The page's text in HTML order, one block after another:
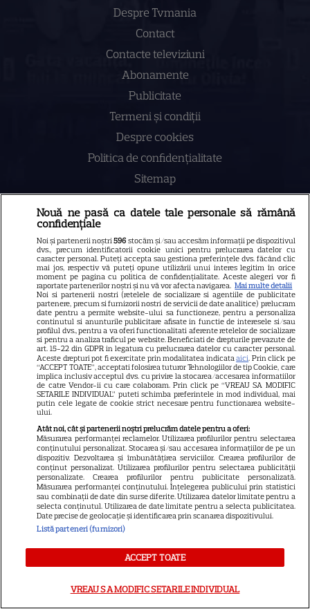
Despre Tvmania
Contact
Contacte televiziuni
Abonamente
Publicitate
Termeni și condiții
Despre cookies
Politica de confidenţialitate
Sitemap
NUMĂRUL CURENT
ABONEAZA-TE LA REVISTĂ
Libertatea
Libertatea pentru femei
GSP
Avantaje
Elle
Unica
Retete practice
Nouă ne pasă ca datele tale personale să rămână
confidențiale
Noi și partenerii noștri596 stocăm și/sau accesăm informații pe dispozitivul
dvs., precum identificatorii cookie unici pentru prelucrarea datelor cu
caracter personal. Puteți accepta sau gestiona preferințele dvs. făcând clic
mai jos, respectiv vă puteți opune utilizării unui interes legitim în orice
moment pe pagina cu politica de confidențialitate. Aceste alegeri vor fi
raportate partenerilor noștri și nu vă vor afecta navigarea. Mai multe detalii
Noi si partenerii nostri (retelele de socializare si agentiile de publicitate
partenere, precum si furnizorii nostri de servicii de date analitice) prelucram
date pentru a permite website-ului sa functioneze, pentru a personaliza
continutul si anunturile publicitare afisate in functie de interesele si/sau
profilul dvs., pentru a va oferi functionalitati aferente retelelor de socializare
si pentru a analiza traficul pe website. Beneficiati de drepturile prevazute de
art. 15-22 din GDPR in legatura cu prelucrarea datelor cu caracter personal.
Aceste drepturi pot fi exercitate prin modalitatea indicataaici. Prin click pe
“ACCEPT TOATE”, acceptati folosirea tuturor Tehnologiilor de tip Cookie, care
implica inclusiv acceptul dvs. cu privire la stocarea/accesarea informatiilor
de catre Vendor-ii cu care colaboram. Prin click pe “VREAU SA MODIFIC
SETARILE INDIVIDUAL” puteti schimba preferintele in mod individual, mai
putin cele legate de cookie strict necesare pentru functionarea website-
ului.
Atât noi, cât și partenerii noștri prelucrăm datele pentru a oferi:
Măsurarea performanței reclamelor. Utilizarea profilurilor pentru selectarea
conținutului personalizat. Stocarea și/sau accesarea informațiilor de pe un
dispozitiv. Dezvoltarea și îmbunătățirea serviciilor. Crearea profilurilor de
conținut personalizat. Utilizarea profilurilor pentru selectarea publicității
personalizate. Crearea profilurilor pentru publicitate personalizată.
Măsurarea performanței conținutului. Înțelegerea publicului prin statistici
sau combinații de date din surse diferite. Utilizarea datelor limitate pentru a
selecta conținutul. Utilizarea de date limitate pentru a selecta publicitatea.
Date precise de geolocație și identificarea prin scanarea dispozitivului.
Listă parteneri (furnizori)
ACCEPT TOATE
VREAU SA MODIFIC SETARILE INDIVIDUAL